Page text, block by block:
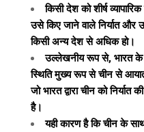
किसी देश को शीर्ष
उसे किए जाने वाले निर्यात
किसी अन्य देश से अधिक हो।
उल्लेखनीय रूप से, भारत के
स्थिति मुख्य रूप से चीन से
जो भारत द्वारा चीन को
है।
यही कारण है कि चीन के साथ